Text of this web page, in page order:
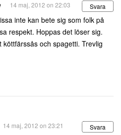
14 maj, 2012 on 22:03 Svara
inte kan bete sig som folk på
respekt. Hoppas det löser sig.
köttfärssås och spagetti. Trevlig
14 maj, 2012 on 23:21 Svara